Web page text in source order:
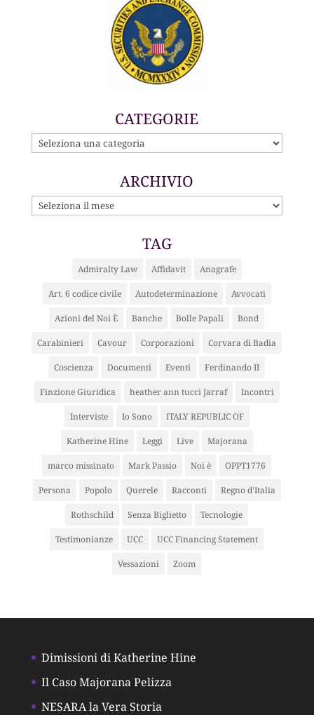
CATEGORIE
CATEGORIE
ARCHIVIO
ARCHIVIO
TAG
Admiralty Law Affidavit Anagrafe
Art. 6 codice civile Autodeterminazione Avvocati
Azioni del Noi È Banche Bolle Papali Bond
Carabinieri Cavour Corporazioni Corvara di Badia
Coscienza Documenti Eventi Ferdinando II
Finzione Giuridica heather ann tucci Jarraf Incontri
Interviste Io Sono ITALY REPUBLIC OF
Katherine Hine Leggi Live Majorana
marco missinato Mark Passio Noi è OPPT1776
Persona Popolo Querele Racconti Regno d'Italia
Rothschild Senza Biglietto Tecnologie
Testimonianze UCC UCC Financing Statement
Vessazioni Zoom
Dimissioni di Katherine Hine
Il Caso Majorana Pelizza
NESARA la Vera Storia